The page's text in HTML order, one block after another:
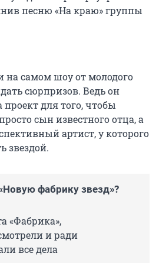
песню «На краю» группы
на самом шоу от молодого
сюрпризов. Ведь он
проект для того, чтобы
сын известного отца, а
артист, у которого
звездой.
фабрику звезд»?
«Фабрика»,
и ради
все дела